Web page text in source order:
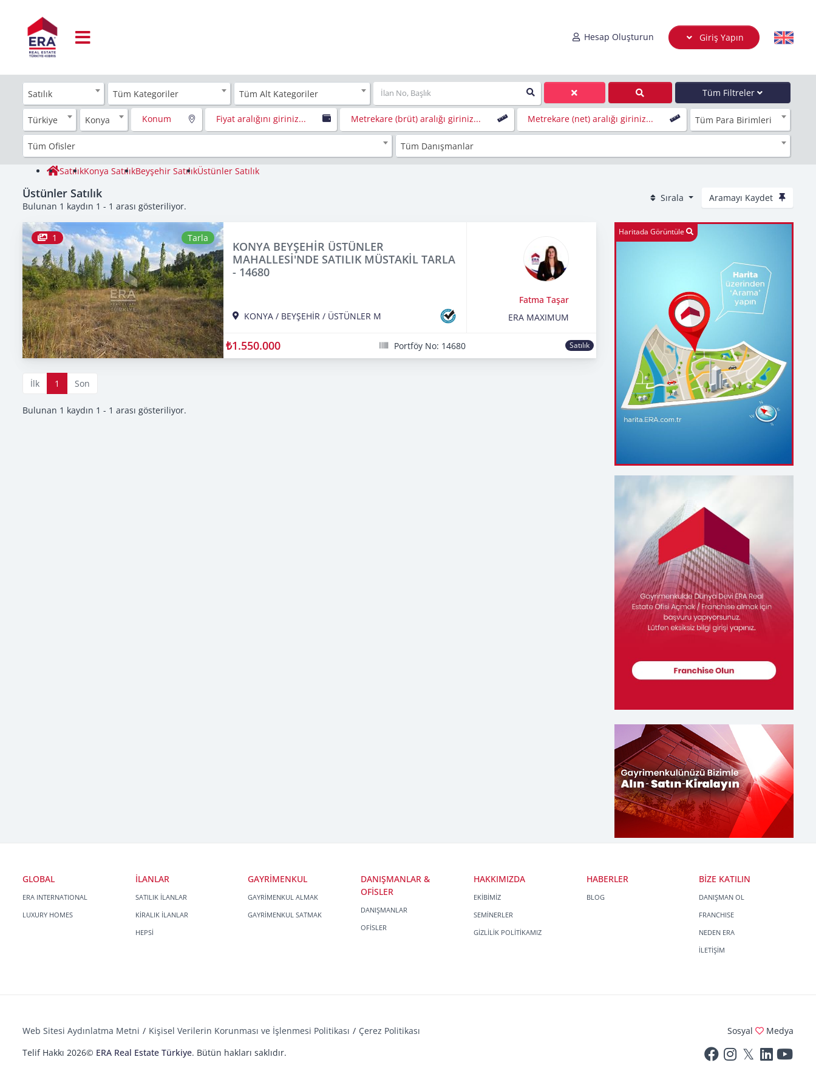
Hesap Oluşturun Giriş Yapın
Satılık Tüm Kategoriler Tüm Alt Kategoriler Tüm Filtreler
Türkiye Konya Konum Fiyat aralığını giriniz... Metrekare (brüt) aralığı giriniz... Metrekare (net) aralığı giriniz... Tüm Para Birimleri
Tüm Ofisler Tüm Danışmanlar
SatılıkKonya SatılıkBeyşehir SatılıkÜstünler Satılık
Üstünler Satılık
Bulunan 1 kaydın 1 - 1 arası gösteriliyor.
Sırala Aramayı Kaydet
1 Tarla
KONYA BEYŞEHİR ÜSTÜNLER
MAHALLESİ'NDE SATILIK MÜSTAKİL TARLA
- 14680
KONYA/ BEYŞEHİR / ÜSTÜNLER M
Fatma Taşar
ERA MAXIMUM
₺1.550.000 Portföy No: 14680 Satılık
İlk 1 Son
Bulunan 1 kaydın 1 - 1 arası gösteriliyor.
Haritada Görüntüle
GLOBAL
ERA INTERNATIONAL
LUXURY HOMES
İLANLAR
SATILIK İLANLAR
KİRALIK İLANLAR
HEPSİ
GAYRİMENKUL
GAYRİMENKUL ALMAK
GAYRİMENKUL SATMAK
DANIŞMANLAR &
OFİSLER
DANIŞMANLAR
OFİSLER
HAKKIMIZDA
EKİBİMİZ
SEMİNERLER
GİZLİLİK POLİTİKAMIZ
HABERLER
BLOG
BİZE KATILIN
DANIŞMAN OL
FRANCHISE
NEDEN ERA
İLETİŞİM
Web Sitesi Aydınlatma Metni Kişisel Verilerin Korunması ve İşlenmesi Politikası
Çerez Politikası
Telif Hakkı 2026© ERA Real Estate Türkiye. Bütün hakları saklıdır.
Sosyal Medya